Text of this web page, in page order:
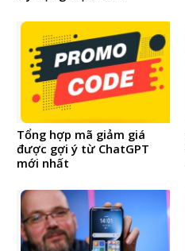
Tổng hợp mã giảm giá
được gợi ý từ ChatGPT
mới nhất